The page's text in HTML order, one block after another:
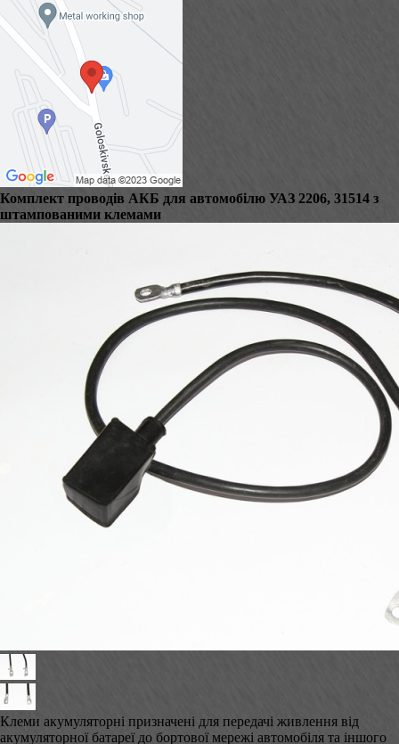
Комплект проводів АКБ для автомобілю УАЗ 2206, 31514 з
штампованими клемами
Клеми акумуляторні призначені для передачі живлення від
акумуляторної батареї до бортової мережі автомобіля та іншого